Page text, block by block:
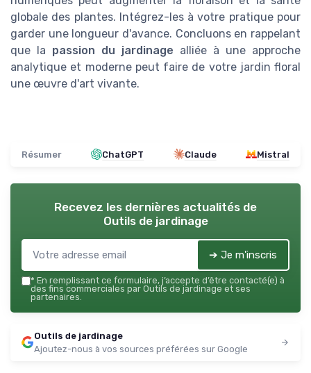
globale des plantes. Intégrez-les à votre pratique pour
garder une longueur d'avance. Concluons en rappelant
que la passion du jardinage alliée à une approche
analytique et moderne peut faire de votre jardin floral
une œuvre d'art vivante.
Résumer ChatGPT Claude Mistral
Recevez les dernières actualités de
Outils de jardinage
➔ Je m'inscris
* En remplissant ce formulaire, j’accepte d’être contacté(e) à
des fins commerciales par Outils de jardinage et ses
partenaires.
Outils de jardinage
Ajoutez-nous à vos sources préférées sur Google